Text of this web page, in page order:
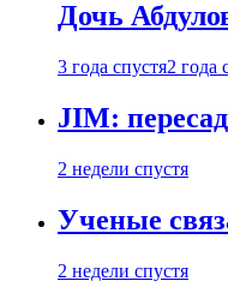
Дочь
3 года спустя2 года
JIM:
2 недели спустя
Ученые
2 недели спустя